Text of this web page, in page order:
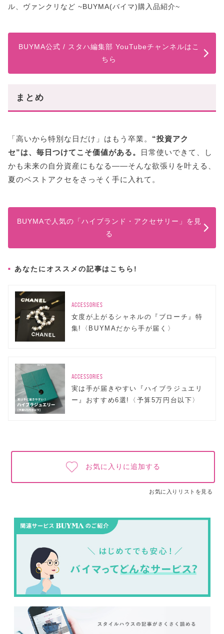
ル、ヴァンクリなど ~BUYMA(バイマ)購入品紹介~
BUYMA公式 / スタハ編集部 YouTubeチャンネルはこ
ちら
まとめ
「高いから特別な日だけ」はもう卒業。 “投資アク
セ”は、毎日つけてこそ価値がある。
日常使いできて、し
かも未来の自分資産にもなる――そんな欲張りを叶える、
夏のベストアクセをさっそく手に入れて。
BUYMAで人気の「ハイブランド・アクセサリー」を見
る
あなたにオススメの記事はこちら!
ACCESSORIES
女度が上がるシャネルの『ブローチ』特
集!〈BUYMAだから手が届く〉
ACCESSORIES
実は手が届きやすい『ハイブラジュエリ
ー』おすすめ6選!〈予算5万円台以下〉
お気に入りに追加する
お気に入りリストを見る